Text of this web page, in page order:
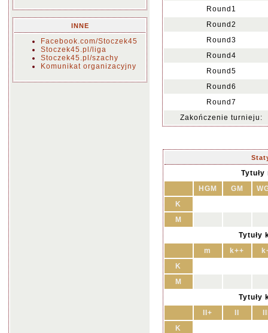
INNE
Facebook.com/Stoczek45
Stoczek45.pl/liga
Stoczek45.pl/szachy
Komunikat organizacyjny
Round1
Round2
Round3
Round4
Round5
Round6
Round7
Zakończenie turnieju:
HGM
GM
K
M
Tytuły
m
k++
K
M
Tytuły
II+
K